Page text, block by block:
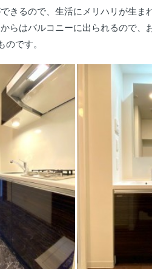
きるので、生活にメリハリが生ま
らはバルコニーに出られるので、
です。